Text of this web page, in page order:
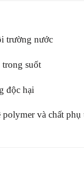
trường nước
trong suốt
độc hại
và chất phụ